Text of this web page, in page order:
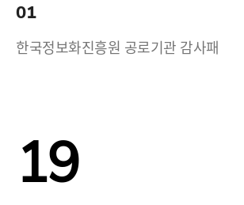
01
한국정보화진흥원 공로기관 감사패
19